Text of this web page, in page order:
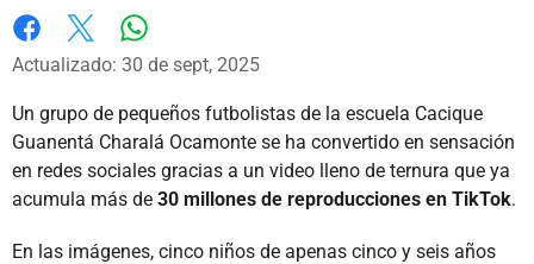
Facebook
X
Actualizado: 30 de sept, 2025
Un grupo de pequeños futbolistas de la escuela Cacique
Guanentá Charalá Ocamonte se ha convertido en sensación
en redes sociales gracias a un video lleno de ternura que ya
acumula más de 30 millones de reproducciones en TikTok.
En las imágenes, cinco niños de apenas cinco y seis años